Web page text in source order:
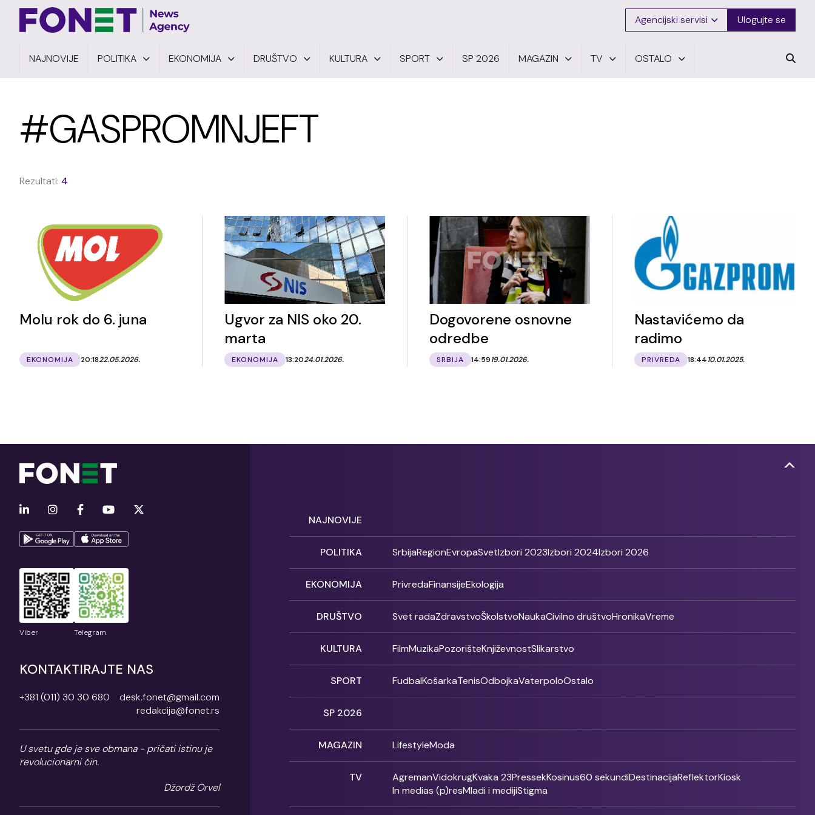
Agencijski servisi Ulogujte se
NAJNOVIJE POLITIKA EKONOMIJA DRUŠTVO KULTURA SPORT SP 2026 MAGAZIN TV OSTALO
#GASPROMNJEFT
Rezultati: 4
Molu rok do 6. juna
EKONOMIJA 20:1822.05.2026.
Ugvor za NIS oko 20.
marta
EKONOMIJA 13:2024.01.2026.
Dogovorene osnovne
odredbe
SRBIJA 14:5919.01.2026.
Nastavićemo da
radimo
PRIVREDA 18:4410.01.2025.
Viber Telegram
KONTAKTIRAJTE NAS
+381 (011) 30 30 680
desk.fonet@gmail.com
redakcija@fonet.rs
U svetu gde je sve obmana - pričati istinu je
revolucionarni čin.
Džordž Orvel
NAJNOVIJE
POLITIKA SrbijaRegionEvropaSvetIzbori 2023Izbori 2024Izbori 2026
EKONOMIJA PrivredaFinansijeEkologija
DRUŠTVO Svet radaZdravstvoŠkolstvoNaukaCivilno društvoHronikaVreme
KULTURA FilmMuzikaPozorišteKnjiževnostSlikarstvo
SPORT FudbalKošarkaTenisOdbojkaVaterpoloOstalo
SP 2026
MAGAZIN LifestyleModa
TV AgremanVidokrugKvaka 23PressekKosinus60 sekundiDestinacijaReflektorKiosk
In medias (p)resMladi i medijiStigma